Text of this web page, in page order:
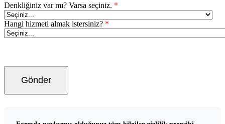
Denkliğiniz var mı? Varsa seçiniz. *
Hangi hizmeti almak istersiniz? *
Gönder